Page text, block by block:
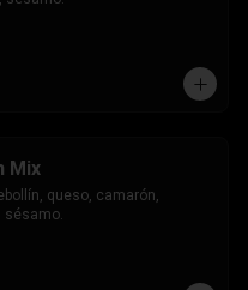
Mix
queso, camarón,
sésamo.